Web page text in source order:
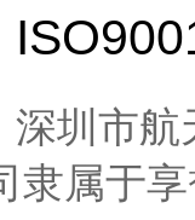
深圳市航
隶属于